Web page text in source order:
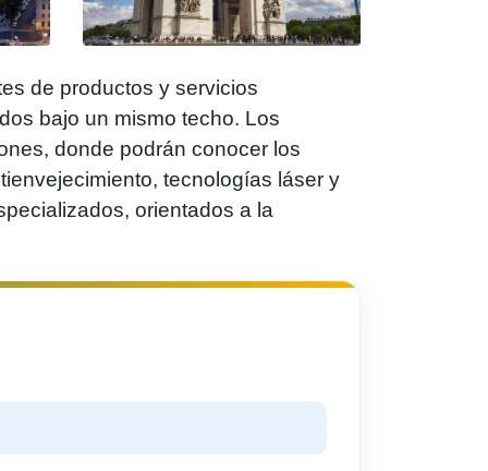
de productos y servicios
bajo un mismo techo. Los
donde podrán conocer los
tecnologías láser y
orientados a la